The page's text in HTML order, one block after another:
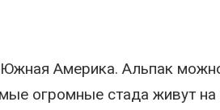
Америка. Альпак
огромные стада живут